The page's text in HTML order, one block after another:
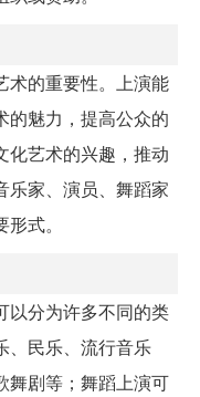
术的重要性。上演能
的魅力，提高公众的
化艺术的兴趣，推动
乐家、演员、舞蹈家
式。
以分为许多不同的类
、民乐、流行音乐
舞剧等；舞蹈上演可